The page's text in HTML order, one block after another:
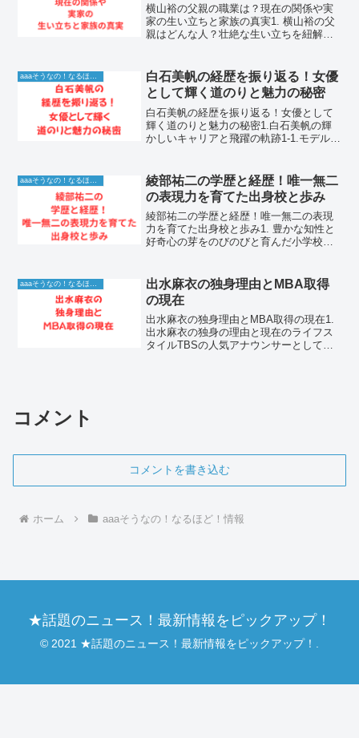
横山裕の父親の職業は？現在の関係や実
家の生い立ちと家族の真実1. 横山裕の父
親はどんな人？壮絶な生い立ちを紐解く
能力と抜群のトークセンスを武器に、
数々の人気番組やステー...
aaaそうなの！なるほど！情報
白石美帆の経歴を振り返る！女優
として輝く道のりと魅力の秘密
白石美帆の経歴を振り返る！女優として
輝く道のりと魅力の秘密1.白石美帆の輝
かしいキャリアと飛躍の軌跡1-1.モデルか
雰囲気で、芸能界デビュー当時から多く
の注目を集めてき...
綾部祐二の学歴と経歴！唯一無二
の表現力を育てた出身校と歩み
綾部祐二の学歴と経歴！唯一無二の表現
力を育てた出身校と歩み1. 豊かな知性と
好奇心の芽をのびのびと育んだ小学校時
ましい活躍を続けている綾部祐二さん
は、茨城県古河市...
出水麻衣の独身理由とMBA取得
の現在
出水麻衣の独身理由とMBA取得の現在1.
出水麻衣の独身の理由と現在のライフス
タイルTBSの人気アナウンサーとして長
コメント
コメントを書き込む
ホーム aaaそうなの！なるほど！情報
★話題のニュース！最新情報をピックアップ！
© 2021 ★話題のニュース！最新情報をピックアップ！.